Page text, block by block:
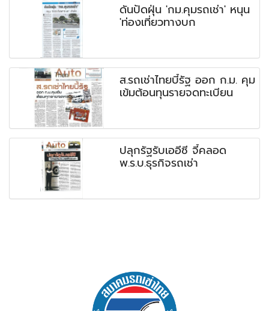
ดันปัดฝุ่น 'กม.คุมรถเช่า' หนุน
'ท่องเที่ยวทางบก
ส.รถเช่าไทยบี้รัฐ ออก ก.ม. คุม
เข้มต้อนทุนรายจดทะเบียน
ปลุกรัฐรับเออีซี จี้คลอด
พ.ร.บ.ธุรกิจรถเช่า